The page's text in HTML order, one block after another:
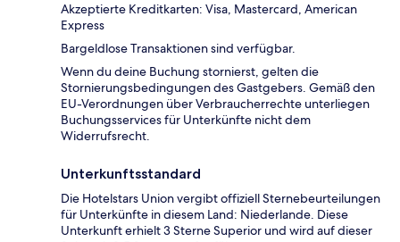
Akzeptierte Kreditkarten: Visa, Mastercard, American
Express
Bargeldlose Transaktionen sind verfügbar.
Wenn du deine Buchung stornierst, gelten die
Stornierungsbedingungen des Gastgebers. Gemäß den
EU-Verordnungen über Verbraucherrechte unterliegen
Buchungsservices für Unterkünfte nicht dem
Widerrufsrecht.
Unterkunftsstandard
Die Hotelstars Union vergibt offiziell Sternebeurteilungen
für Unterkünfte in diesem Land: Niederlande. Diese
Unterkunft erhielt 3 Sterne Superior und wird auf dieser